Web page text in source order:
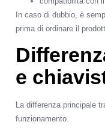
In caso di dubbio, è
prima di ordinare il
e
La differenza principale
funzionamento.